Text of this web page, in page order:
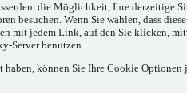
die Möglichkeit, Ihre derzeitige
besuchen. Wenn Sie wählen, dass
mit jedem Link, auf den Sie klicken,
Server benutzen.
haben, können Sie Ihre Cookie